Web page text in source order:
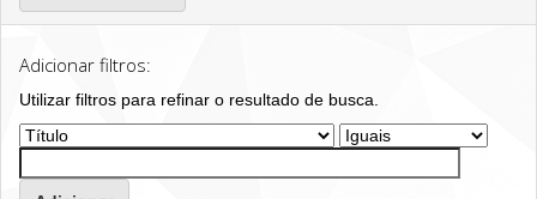
Adicionar filtros:
Utilizar filtros para refinar o resultado de busca.